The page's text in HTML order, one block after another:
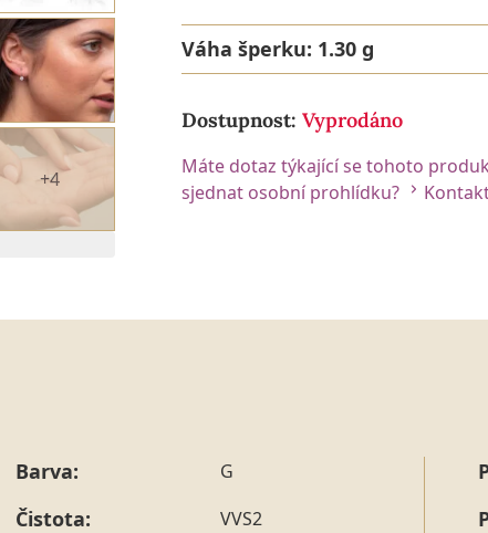
+4
Váha šperku: 1.30 g
Dostupnost: Vyprodáno
Máte dotaz týkající se tohoto
sjednat osobní prohlídku?
Barva: G
Čistota: VVS2